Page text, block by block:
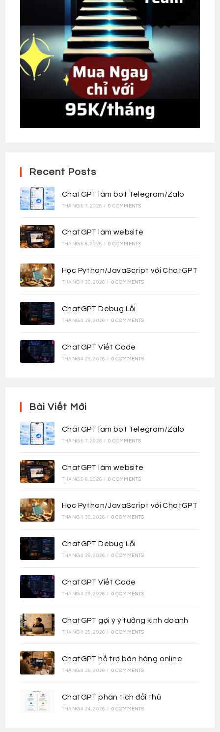
Recent Posts
ChatGPT làm bot Telegram/Zalo
THÁNG 5 7, 2026 / 0 COMMENTS
ChatGPT làm website
THÁNG 5 6, 2026 / 0 COMMENTS
Học Python/JavaScript với ChatGPT
THÁNG 4 30, 2026 / 0 COMMENTS
ChatGPT Debug Lỗi
THÁNG 4 29, 2026 / 0 COMMENTS
ChatGPT Viết Code
THÁNG 4 29, 2026 / 0 COMMENTS
Bài Viết Mới
ChatGPT làm bot Telegram/Zalo
THÁNG 5 7, 2026 / 0 COMMENTS
ChatGPT làm website
THÁNG 5 6, 2026 / 0 COMMENTS
Học Python/JavaScript với ChatGPT
THÁNG 4 30, 2026 / 0 COMMENTS
ChatGPT Debug Lỗi
THÁNG 4 29, 2026 / 0 COMMENTS
ChatGPT Viết Code
THÁNG 4 29, 2026 / 0 COMMENTS
ChatGPT gợi ý ý tưởng kinh doanh
THÁNG 4 25, 2026 / 0 COMMENTS
ChatGPT hỗ trợ bán hàng online
THÁNG 4 25, 2026 / 0 COMMENTS
ChatGPT phân tích đối thủ
THÁNG 4 24, 2026 / 0 COMMENTS